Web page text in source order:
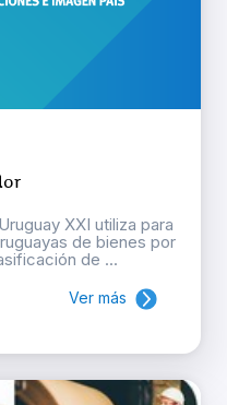
XXI utiliza para
de bienes por
de ...
Ver más